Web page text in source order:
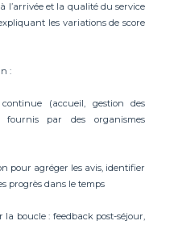
l’arrivée et la qualité du service
les variations de score
:
(accueil, gestion des
fournis par des organismes
pour agréger les avis, identifier
progrès dans le temps
boucle : feedback post-séjour,